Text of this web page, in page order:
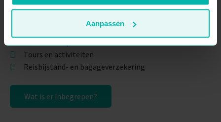
Aanpassen
Retourvlucht naar Thailand
Tours en activiteiten
Reisbijstand- en bagageverzekering
Wat is er inbegrepen?